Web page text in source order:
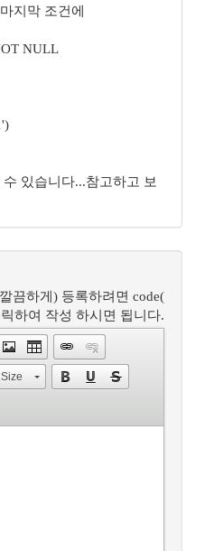
지막 조건에
NULL
있습니다...참고하고 보
끔하게) 등록하려면 code(
하여 작성 하시면 됩니다.
Size